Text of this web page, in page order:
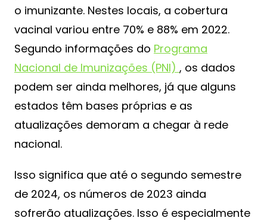
o imunizante. Nestes locais, a cobertura
vacinal variou entre 70% e 88% em 2022.
Segundo informações do Programa
Nacional de Imunizações (PNI) , os dados
podem ser ainda melhores, já que alguns
estados têm bases próprias e as
atualizações demoram a chegar à rede
nacional.
Isso significa que até o segundo semestre
de 2024, os números de 2023 ainda
sofrerão atualizações. Isso é especialmente